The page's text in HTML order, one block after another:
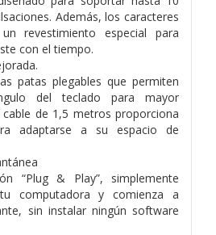
Además, los caracteres
revestimiento especial para
con el tiempo.
patas plegables que permiten
del teclado para mayor
cable de 1,5 metros proporciona
adaptarse a su espacio de
“Plug & Play”, simplemente
computadora y comienza a
sin instalar ningún software